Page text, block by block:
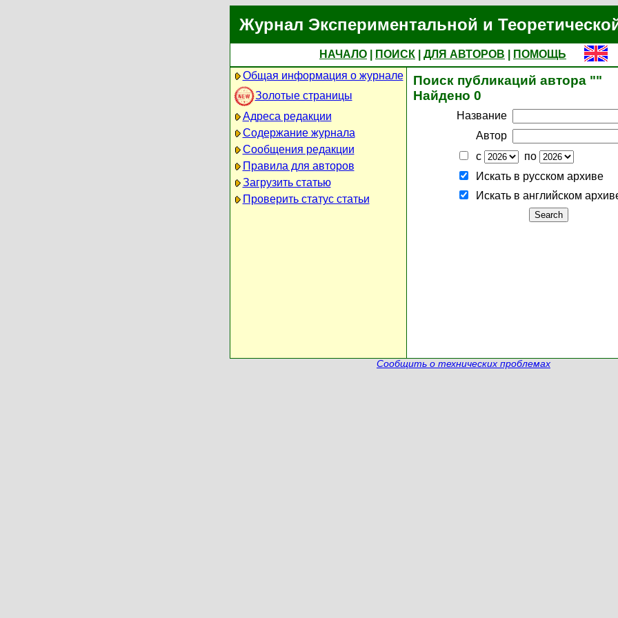
Журнал Экспериментальной и
НАЧАЛО ПОИСК ДЛЯ АВТОРОВ
ПОМОЩЬ
Общая информация о журнале
Золотые страницы
Адреса редакции
Содержание журнала
Сообщения редакции
Правила для авторов
Загрузить статью
Проверить статус статьи
Поиск публикаций автора ""
Найдено 0
Название
Автор
с
по
Искать в русском архиве
Искать в английском
Сообщить о технических проблемах